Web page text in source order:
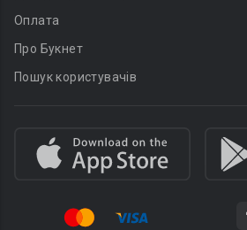
Оплата
Про Букнет
Пошук користувачів